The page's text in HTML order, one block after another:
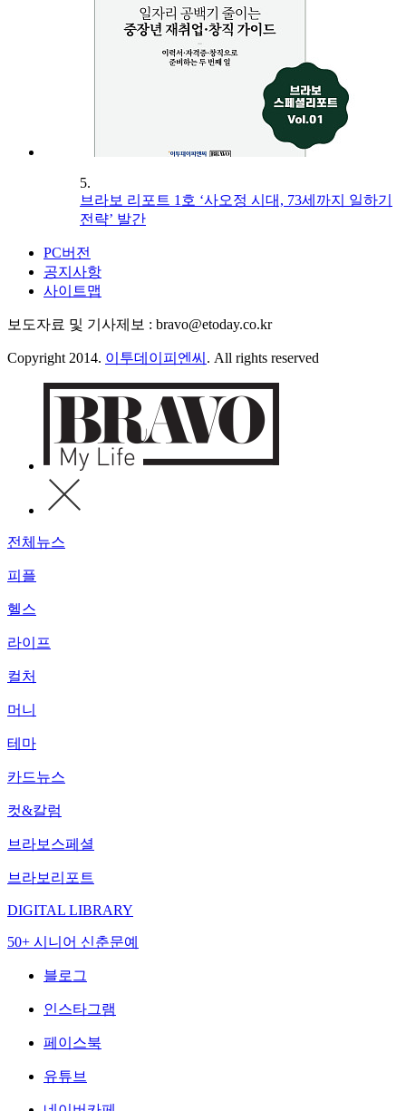
5.
브라보 리포트 1호 ‘사오정 시대, 73세까지 일하기
전략’ 발간
PC버전
공지사항
사이트맵
보도자료 및 기사제보 : bravo@etoday.co.kr
Copyright 2014. 이투데이피엔씨 . All rights reserved
전체뉴스
피플
헬스
라이프
컬처
머니
테마
카드뉴스
컷&칼럼
브라보스페셜
브라보리포트
DIGITAL LIBRARY
50+ 시니어 신춘문예
블로그
인스타그램
페이스북
유튜브